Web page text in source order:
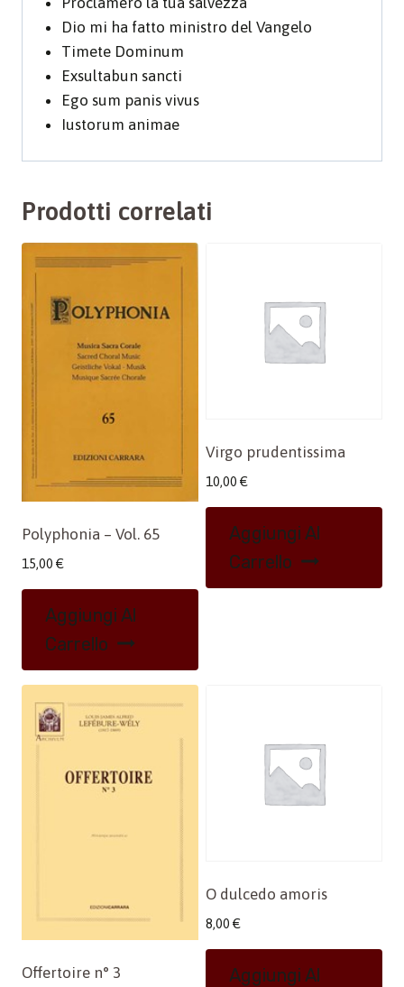
Dio mi ha fatto ministro del Vangelo
Timete Dominum
Exsultabun sancti
Ego sum panis vivus
Iustorum animae
Prodotti correlati
Polyphonia – Vol. 65
15,00 €
Aggiungi Al
Carrello
Virgo prudentissima
10,00 €
Aggiungi Al
Carrello
Offertoire n° 3
O dulcedo amoris
8,00 €
Aggiungi Al